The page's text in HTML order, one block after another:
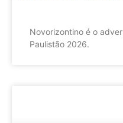
Novorizontino é o
Paulistão 2026.